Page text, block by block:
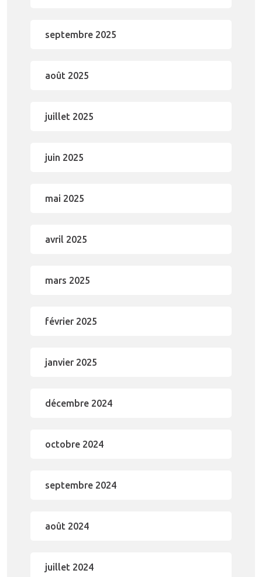
septembre 2025
août 2025
juillet 2025
juin 2025
mai 2025
avril 2025
mars 2025
février 2025
janvier 2025
décembre 2024
octobre 2024
septembre 2024
août 2024
juillet 2024